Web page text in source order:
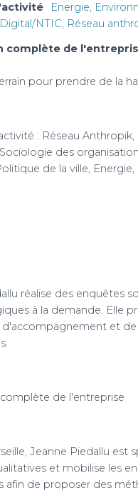
Energie,
NTIC, Réseau
complète de
pour prendre de la
: Réseau
des
de la ville, Energie,
réalise des enquêtes
à la demande. Elle
d'accompagnement et de
de l'entreprise
Jeanne Piedallu est
et mobilise les
afin de proposer des